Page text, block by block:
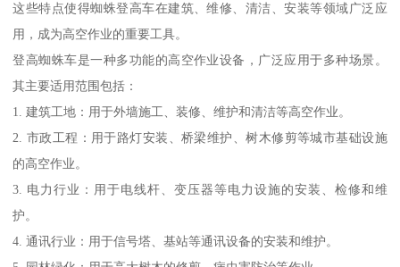
这些特点使得蜘蛛登高车在建筑、维修、清洁、安装等领域广泛应
用，成为高空作业的重要工具。
登高蜘蛛车是一种多功能的高空作业设备，广泛应用于多种场景。
其主要适用范围包括：
1. 建筑工地：用于外墙施工、装修、维护和清洁等高空作业。
2. 市政工程：用于路灯安装、桥梁维护、树木修剪等城市基础设施
的高空作业。
3. 电力行业：用于电线杆、变压器等电力设施的安装、检修和维
护。
4. 通讯行业：用于信号塔、基站等通讯设备的安装和维护。